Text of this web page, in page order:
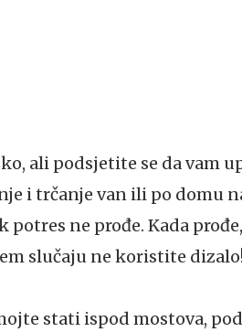
ali podsjetite se da vam
i trčanje van ili po domu
ne prođe. Kada
slučaju ne koristite dizalo!
stati ispod mostova,